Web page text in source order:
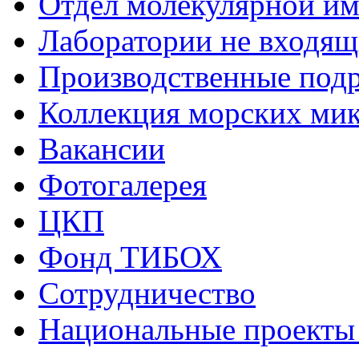
Лаборатории не
Производственные
Коллекция морских
Вакансии
Фотогалерея
ЦКП
Фонд ТИБОХ
Сотрудничество
Национальные